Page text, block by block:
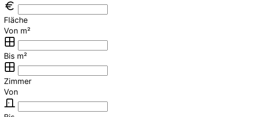
Fläche
Von m²
Bis m²
Zimmer
Von